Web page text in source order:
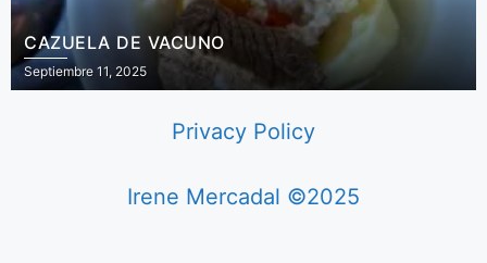
CAZUELA DE VACUNO
Septiembre 11, 2025
Privacy Policy
Irene Mercadal ©2025